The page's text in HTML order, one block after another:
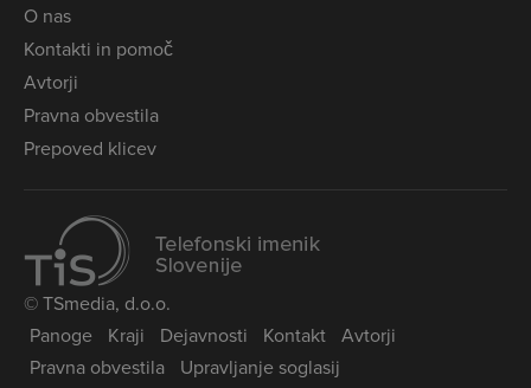
O nas
Kontakti in pomoč
Avtorji
Pravna obvestila
Prepoved klicev
© TSmedia, d.o.o.
Panoge
Kraji Dejavnosti Kontakt Avtorji
Pravna obvestila
Upravljanje soglasij